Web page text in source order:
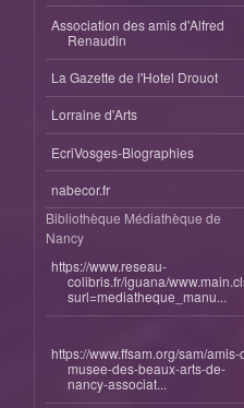
Association des amis d'Alfred
Renaudin
La Gazette de l'Hotel Drouot
Lorraine d'Arts
EcriVosges-Biographies
nabecor.fr
Bibliothèque Médiathèque de
Nancy
https://www.reseau-
colibris.fr/iguana/
surl=mediatheque_manu...
https://www.ffsam.org/sam/amis-
musee-des-beaux-arts-de-
nancy-associat...